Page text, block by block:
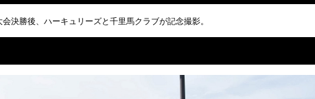
決勝後、ハーキュリーズと千里馬クラブが記念撮影。